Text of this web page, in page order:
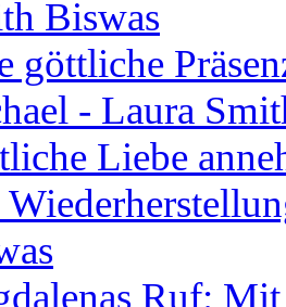
Biswas
göttliche
- Laura
Liebe
Ruf: